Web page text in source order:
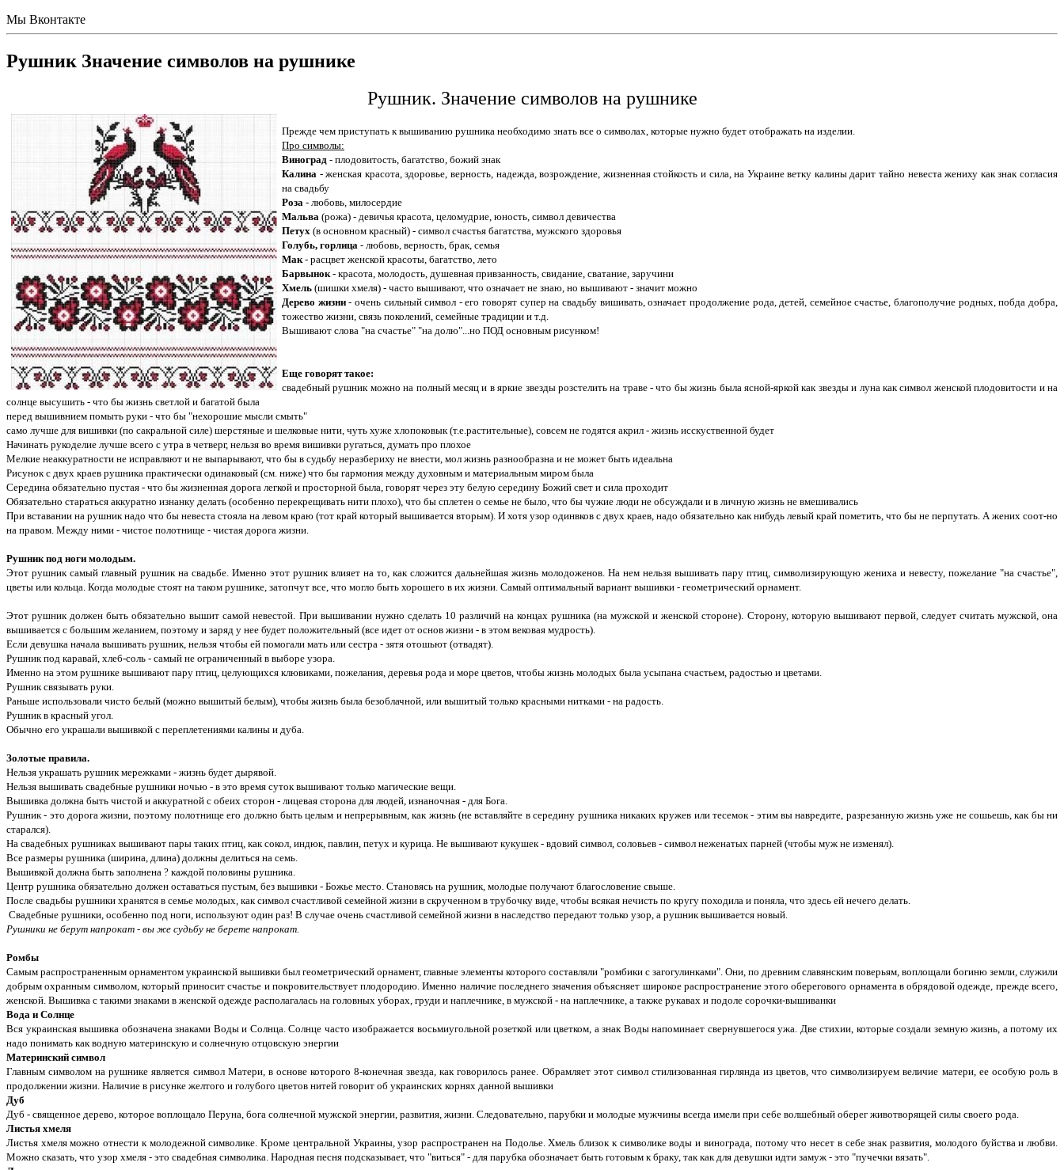
Мы Вконтакте
Рушник Значение символов на рушнике
Рушник. Значение символов на рушнике
Прежде чем приступать к вышиванию рушника необходимо знать все о символах, которые нужно будет отображать на изделии.
Про символы:
Виноград - плодовитость, багатство, божий знак
Калина - женская красота, здоровье, верность, надежда, возрождение, жизненная стойкость и сила, на Украине ветку калины дарит тайно невеста жениху как знак согласия
на свадьбу
Роза - любовь, милосердие
Мальва (рожа) - девичья красота, целомудрие, юность, символ девичества
Петух (в основном красный) - символ счастья багатства, мужского здоровья
Голубь, горлица - любовь, верность, брак, семья
Мак - расцвет женской красоты, багатство, лето
Барвынок - красота, молодость, душевная привзанность, свидание, сватание, заручини
Хмель (шишки хмеля) - часто вышивают, что означает не знаю, но вышивают - значит можно
Дерево жизни- очень сильный символ - его говорят супер на свадьбу вишивать, означает продолжение рода, детей, семейное счастье, благополучие родных, побда добра,
тожество жизни, связь поколений, семейные традиции и т.д.
Вышивают слова "на счастье" "на долю"...но ПОД основным рисунком!
Еще говорят такое:
свадебный рушник можно на полный месяц и в яркие звезды розстелить на траве - что бы жизнь была ясной-яркой как звезды и луна как символ женской плодовитости и на
солнце высушить - что бы жизнь светлой и багатой была
перед вышивнием помыть руки - что бы "нехорошие мысли смыть"
само лучше для вишивки (по сакральной силе) шерстяные и шелковые нити, чуть хуже хлопоковык (т.е.растительные), совсем не годятся акрил - жизнь исскуственной будет
Начинать рукоделие лучше всего с утра в четверг, нельзя во время вишивки ругаться, думать про плохое
Мелкие неаккуратности не исправляют и не выпарывают, что бы в судьбу неразбериху не внести, мол жизнь разнообразна и не может быть идеальна
Рисунок с двух краев рушника практически одинаковый (см. ниже) что бы гармония между духовным и материальным миром была
Середина обязательно пустая - что бы жизненная дорога легкой и просторной была, говорят через эту белую середину Божий свет и сила проходит
Обязательно стараться аккуратно изнанку делать (особенно перекрещивать нити плохо), что бы сплетен о семье не было, что бы чужие люди не обсуждали и в личную жизнь не вмешивались
При вставании на рушник надо что бы невеста стояла на левом краю (тот край который вышивается вторым). И хотя узор одинвков с двух краев, надо обязательно как нибудь левый край пометить, что бы не перпутать. А жених соот-но
на правом. Между ними - чистое полотнище - чистая дорога жизни.
Рушник под ноги молодым.
Этот рушник самый главный рушник на свадьбе. Именно этот рушник влияет на то, как сложится дальнейшая жизнь молодоженов. На нем нельзя вышивать пару птиц, символизирующую жениха и невесту, пожелание "на счастье",
цветы или кольца. Когда молодые стоят на таком рушнике, затопчут все, что могло быть хорошего в их жизни. Самый оптимальный вариант вышивки - геометрический орнамент.
Этот рушник должен быть обязательно вышит самой невестой. При вышивании нужно сделать 10 различий на концах рушника (на мужской и женской стороне). Сторону, которую вышивают первой, следует считать мужской, она
вышивается с большим желанием, поэтому и заряд у нее будет положительный (все идет от основ жизни - в этом вековая мудрость).
Если девушка начала вышивать рушник, нельзя чтобы ей помогали мать или сестра - зятя отошьют (отвадят).
Рушник под каравай, хлеб-соль - самый не ограниченный в выборе узора.
Именно на этом рушнике вышивают пару птиц, целующихся клювиками, пожелания, деревья рода и море цветов, чтобы жизнь молодых была усыпана счастьем, радостью и цветами.
Рушник связывать руки.
Раньше использовали чисто белый (можно вышитый белым), чтобы жизнь была безоблачной, или вышитый только красными нитками - на радость.
Рушник в красный угол.
Обычно его украшали вышивкой с переплетениями калины и дуба.
Золотые правила.
Нельзя украшать рушник мережками - жизнь будет дырявой.
Нельзя вышивать свадебные рушники ночью - в это время суток вышивают только магические вещи.
Вышивка должна быть чистой и аккуратной с обеих сторон - лицевая сторона для людей, изнаночная - для Бога.
Рушник - это дорога жизни, поэтому полотнище его должно быть целым и непрерывным, как жизнь (не вставляйте в середину рушника никаких кружев или тесемок - этим вы навредите, разрезанную жизнь уже не сошьешь, как бы ни
старался).
На свадебных рушниках вышивают пары таких птиц, как сокол, индюк, павлин, петух и курица. Не вышивают кукушек - вдовий символ, соловьев - символ неженатых парней (чтобы муж не изменял).
Все размеры рушника (ширина, длина) должны делиться на семь.
Вышивкой должна быть заполнена ? каждой половины рушника.
Центр рушника обязательно должен оставаться пустым, без вышивки - Божье место. Становясь на рушник, молодые получают благословение свыше.
После свадьбы рушники хранятся в семье молодых, как символ счастливой семейной жизни в скрученном в трубочку виде, чтобы всякая нечисть по кругу походила и поняла, что здесь ей нечего делать.
Свадебные рушники, особенно под ноги, используют один раз! В случае очень счастливой семейной жизни в наследство передают только узор, а рушник вышивается новый.
Рушники не берут напрокат - вы же судьбу не берете напрокат.
Ромбы
Самым распространенным орнаментом украинской вышивки был геометрический орнамент, главные элементы которого составляли "ромбики с загогулинками". Они, по древним славянским поверьям, воплощали богиню земли, служили
добрым охранным символом, который приносит счастье и покровительствует плодородию. Именно наличие последнего значения объясняет широкое распространение этого оберегового орнамента в обрядовой одежде, прежде всего,
женской. Вышивка с такими знаками в женской одежде располагалась на головных уборах, груди и наплечнике, в мужской - на наплечнике, а также рукавах и подоле сорочки-вышиванки
Вода и Солнце
Вся украинская вышивка обозначена знаками Воды и Солнца. Солнце часто изображается восьмиугольной розеткой или цветком, а знак Воды напоминает свернувшегося ужа. Две стихии, которые создали земную жизнь, а потому их
надо понимать как водную материнскую и солнечную отцовскую энергии
Материнский символ
Главным символом на рушнике является символ Матери, в основе которого 8-конечная звезда, как говорилось ранее. Обрамляет этот символ стилизованная гирлянда из цветов, что символизируем величие матери, ее особую роль в
продолжении жизни. Наличие в рисунке желтого и голубого цветов нитей говорит об украинских корнях данной вышивки
Дуб
Дуб - священное дерево, которое воплощало Перуна, бога солнечной мужской энергии, развития, жизни. Следовательно, парубки и молодые мужчины всегда имели при себе волшебный оберег животворящей силы своего рода.
Листья хмеля
Листья хмеля можно отнести к молодежной символике. Кроме центральной Украины, узор распространен на Подолье. Хмель близок к символике воды и винограда, потому что несет в себе знак развития, молодого буйства и любви.
Можно сказать, что узор хмеля - это свадебная символика. Народная песня подсказывает, что "виться" - для парубка обозначает быть готовым к браку, так как для девушки идти замуж - это "пучечки вязать".